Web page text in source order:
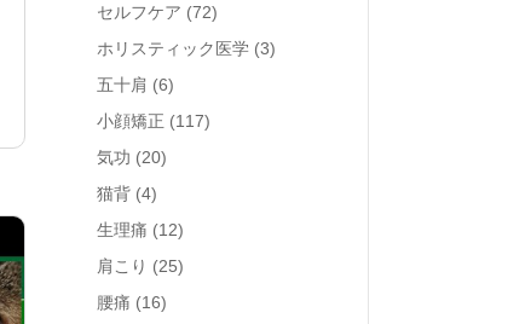
セルフケア (72)
ホリスティック医学 (3)
五十肩 (6)
小顔矯正 (117)
気功 (20)
猫背 (4)
生理痛 (12)
肩こり (25)
腰痛 (16)